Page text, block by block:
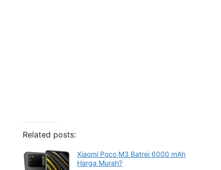
Related posts:
Xiaomi Poco M3 Batrei 6000 mAh
Harga Murah?